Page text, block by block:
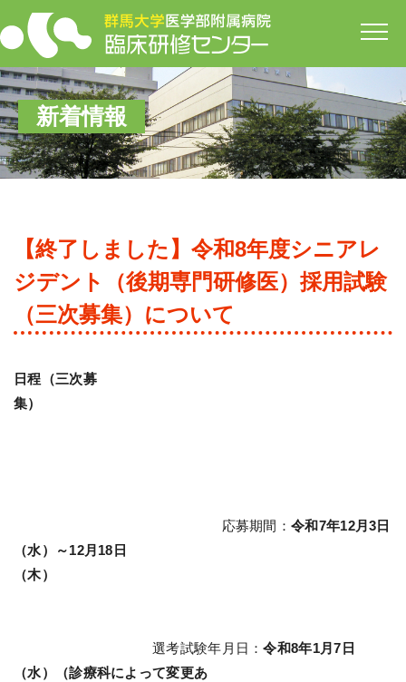
新着情報
【終了しました】令和8年度シニアレ
ジデント（後期専門研修医）採用試験
（三次募集）について
日程（三次募
集）
応募期間：令和7年12月3日
（水）～12月18日
（木）
選考試験年月日：令和8年1月7日
（水）（診療科によって変更あ